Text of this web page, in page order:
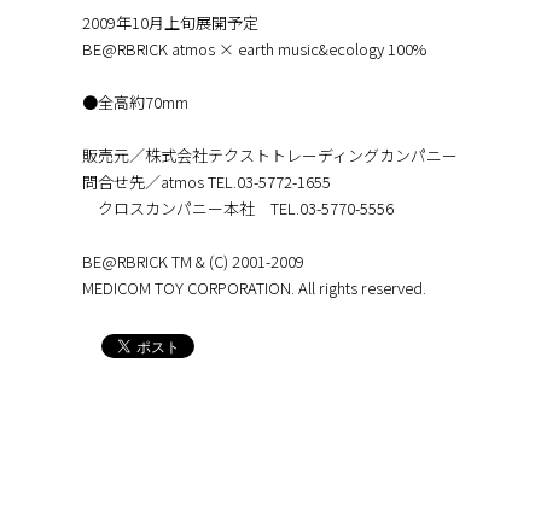
2009年10月上旬展開予定
BE@RBRICK atmos × earth music&ecology 100%
●全高約70mm
販売元／株式会社テクストトレーディングカンパニー
問合せ先／atmos TEL.03-5772-1655
クロスカンパニー本社 TEL.03-5770-5556
BE@RBRICK TM & (C) 2001-2009
MEDICOM TOY CORPORATION. All rights reserved.